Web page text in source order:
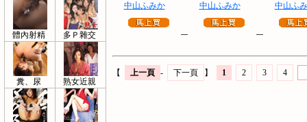
體內射精 多Ｐ雜交
糞、尿 熟女近親
中山ふみか 中山ふみか 中山ふ
【 上一頁 - 下一頁 】 1 2 3 4